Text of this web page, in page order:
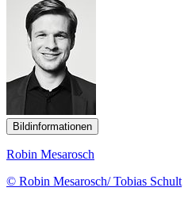
Bildinformationen
Robin Mesarosch
© Robin Mesarosch/ Tobias Schult